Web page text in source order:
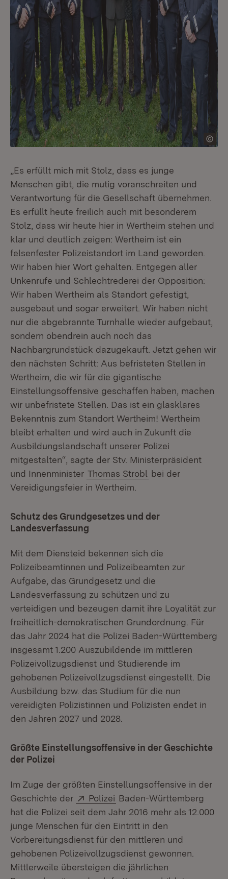
„Es erfüllt mich mit Stolz, dass es junge
Menschen gibt, die mutig voranschreiten und
Verantwortung für die Gesellschaft übernehmen.
Es erfüllt heute freilich auch mit besonderem
Stolz, dass wir heute hier in Wertheim stehen und
klar und deutlich zeigen: Wertheim ist ein
felsenfester Polizeistandort im Land geworden.
Wir haben hier Wort gehalten. Entgegen aller
Unkenrufe und Schlechtrederei der Opposition:
Wir haben Wertheim als Standort gefestigt,
ausgebaut und sogar erweitert. Wir haben nicht
nur die abgebrannte Turnhalle wieder aufgebaut,
sondern obendrein auch noch das
Nachbargrundstück dazugekauft. Jetzt gehen wir
den nächsten Schritt: Aus befristeten Stellen in
Wertheim, die wir für die gigantische
Einstellungsoffensive geschaffen haben, machen
wir unbefristete Stellen. Das ist ein glasklares
Bekenntnis zum Standort Wertheim! Wertheim
bleibt erhalten und wird auch in Zukunft die
Ausbildungslandschaft unserer Polizei
mitgestalten“, sagte der Stv. Ministerpräsident
und Innenminister Thomas Strobl bei der
Vereidigungsfeier in Wertheim.
Schutz des Grundgesetzes und der
Landesverfassung
Mit dem Diensteid bekennen sich die
Polizeibeamtinnen und Polizeibeamten zur
Aufgabe, das Grundgesetz und die
Landesverfassung zu schützen und zu
verteidigen und bezeugen damit ihre Loyalität zur
freiheitlich-demokratischen Grundordnung. Für
das Jahr 2024 hat die Polizei Baden-Württemberg
insgesamt 1.200 Auszubildende im mittleren
Polizeivollzugsdienst und Studierende im
gehobenen Polizeivollzugsdienst eingestellt. Die
Ausbildung bzw. das Studium für die nun
vereidigten Polizistinnen und Polizisten endet in
den Jahren 2027 und 2028.
Größte Einstellungsoffensive in der Geschichte
der Polizei
Im Zuge der größten Einstellungsoffensive in der
Geschichte der
Extern:
Polizei (Öffnet in neuem Fenster)
Baden-Württemberg
hat die Polizei seit dem Jahr 2016 mehr als 12.000
junge Menschen für den Eintritt in den
Vorbereitungsdienst für den mittleren und
gehobenen Polizeivollzugsdienst gewonnen.
Mittlerweile übersteigen die jährlichen